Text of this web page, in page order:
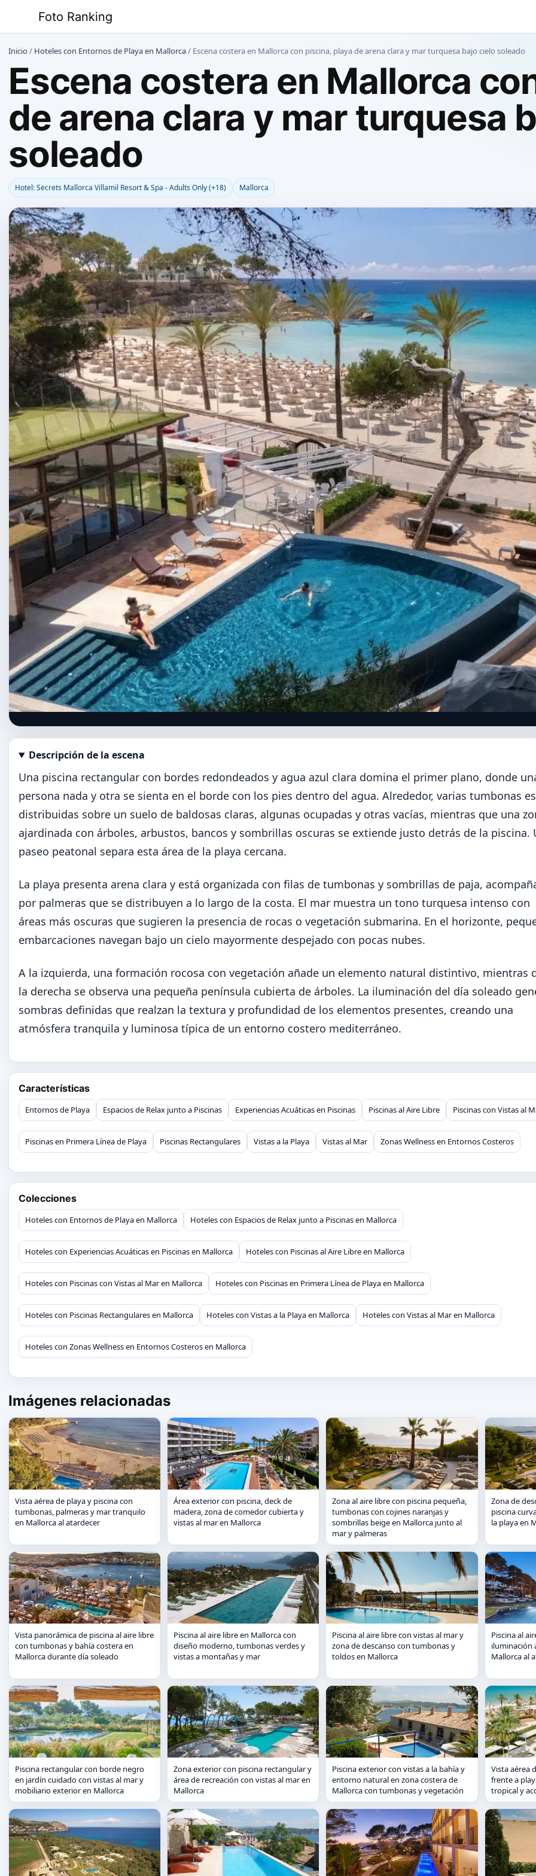
contenido
Foto Ranking
Inicio/ Hoteles con Entornos de Playa en Mallorca/ Escena costera en Mallorca con piscina, playa de arena clara y mar turquesa bajo cielo soleado
Escena costera en Mallorca
de arena clara y mar turquesa
soleado
Hotel: Secrets Mallorca Villamil Resort & Spa - Adults Only (+18) Mallorca
Abrir imagen en tamaño completo
Descripción de la escena
Una piscina rectangular con bordes redondeados y agua azul clara domina el primer plano, donde
persona nada y otra se sienta en el borde con los pies dentro del agua. Alrededor, varias tumbonas
distribuidas sobre un suelo de baldosas claras, algunas ocupadas y otras vacías, mientras que una
ajardinada con árboles, arbustos, bancos y sombrillas oscuras se extiende justo detrás de la piscina.
paseo peatonal separa esta área de la playa cercana.
La playa presenta arena clara y está organizada con filas de tumbonas y sombrillas de paja,
por palmeras que se distribuyen a lo largo de la costa. El mar muestra un tono turquesa intenso con
áreas más oscuras que sugieren la presencia de rocas o vegetación submarina. En el horizonte,
embarcaciones navegan bajo un cielo mayormente despejado con pocas nubes.
A la izquierda, una formación rocosa con vegetación añade un elemento natural distintivo, mientras
la derecha se observa una pequeña península cubierta de árboles. La iluminación del día soleado
sombras definidas que realzan la textura y profundidad de los elementos presentes, creando una
atmósfera tranquila y luminosa típica de un entorno costero mediterráneo.
Características
Entornos de Playa Espacios de Relax junto a Piscinas Experiencias Acuáticas en Piscinas Piscinas al Aire Libre Piscinas con Vistas al
Piscinas en Primera Línea de Playa Piscinas Rectangulares Vistas a la Playa Vistas al Mar Zonas Wellness en Entornos Costeros
Colecciones
Hoteles con Entornos de Playa en Mallorca Hoteles con Espacios de Relax junto a Piscinas en Mallorca
Hoteles con Experiencias Acuáticas en Piscinas en Mallorca Hoteles con Piscinas al Aire Libre en Mallorca
Hoteles con Piscinas con Vistas al Mar en Mallorca Hoteles con Piscinas en Primera Línea de Playa en Mallorca
Hoteles con Piscinas Rectangulares en Mallorca Hoteles con Vistas a la Playa en Mallorca Hoteles con Vistas al Mar en Mallorca
Hoteles con Zonas Wellness en Entornos Costeros en Mallorca
Imágenes relacionadas
Vista aérea de playa y piscina con
tumbonas, palmeras y mar tranquilo
en Mallorca al atardecer
Área exterior con piscina, deck de
madera, zona de comedor cubierta y
vistas al mar en Mallorca
Zona al aire libre con piscina pequeña,
tumbonas con cojines naranjas y
sombrillas beige en Mallorca junto al
mar y palmeras
Zona de
piscina
la playa en
Vista panorámica de piscina al aire libre
con tumbonas y bahía costera en
Mallorca durante día soleado
Piscina al aire libre en Mallorca con
diseño moderno, tumbonas verdes y
vistas a montañas y mar
Piscina al aire libre con vistas al mar y
zona de descanso con tumbonas y
toldos en Mallorca
Piscina al
iluminación
Mallorca al
Piscina rectangular con borde negro
en jardín cuidado con vistas al mar y
mobiliario exterior en Mallorca
Zona exterior con piscina rectangular y
área de recreación con vistas al mar en
Mallorca
Piscina exterior con vistas a la bahía y
entorno natural en zona costera de
Mallorca con tumbonas y vegetación
Vista aérea
frente a
tropical y